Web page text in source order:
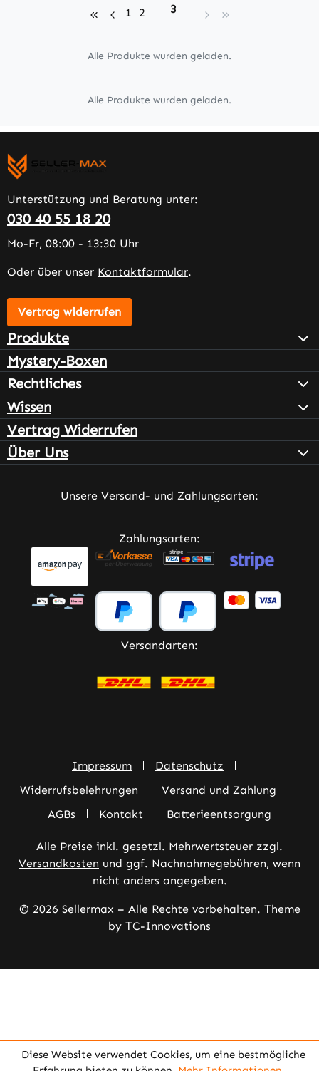
Seite
1 Seite
2 Seite
3
Alle Produkte wurden geladen.
Alle Produkte wurden geladen.
Unterstützung und Beratung unter:
030 40 55 18 20
Mo-Fr, 08:00 - 13:30 Uhr
Oder über unser Kontaktformular.
Vertrag widerrufen
Produkte
Mystery-Boxen
Rechtliches
Wissen
Vertrag Widerrufen
Über Uns
Unsere Versand- und Zahlungsarten:
Zahlungsarten:
Versandarten:
Impressum
Datenschutz
Widerrufsbelehrungen
Versand und Zahlung
AGBs
Kontakt Batterieentsorgung
Alle Preise inkl. gesetzl. Mehrwertsteuer zzgl.
Versandkosten und ggf. Nachnahmegebühren, wenn
nicht anders angegeben.
© 2026 Sellermax – Alle Rechte vorbehalten. Theme
by TC-Innovations
Diese Website verwendet Cookies, um eine bestmögliche